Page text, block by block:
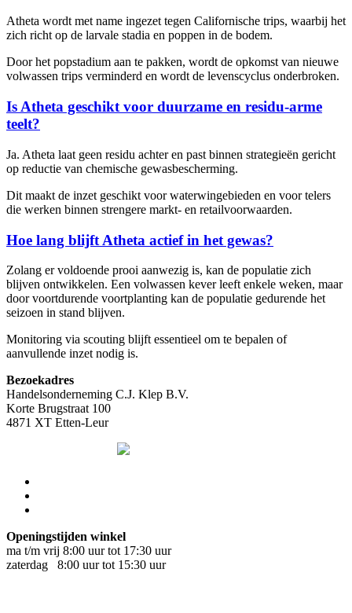
Atheta wordt met name ingezet tegen Californische trips, waarbij het
zich richt op de larvale stadia en poppen in de bodem.
Door het popstadium aan te pakken, wordt de opkomst van nieuwe
volwassen trips verminderd en wordt de levenscyclus onderbroken.
Is Atheta geschikt voor duurzame en residu-arme
teelt?
Ja. Atheta laat geen residu achter en past binnen strategieën gericht
op reductie van chemische gewasbescherming.
Dit maakt de inzet geschikt voor waterwingebieden en voor telers
die werken binnen strengere markt- en retailvoorwaarden.
Hoe lang blijft Atheta actief in het gewas?
Zolang er voldoende prooi aanwezig is, kan de populatie zich
blijven ontwikkelen. Een volwassen kever leeft enkele weken, maar
door voortdurende voortplanting kan de populatie gedurende het
seizoen in stand blijven.
Monitoring via scouting blijft essentieel om te bepalen of
aanvullende inzet nodig is.
Bezoekadres
Handelsonderneming C.J. Klep B.V.
Korte Brugstraat 100
4871 XT Etten-Leur
Openingstijden winkel
ma t/m vrij 8:00 uur tot 17:30 uur
zaterdag 8:00 uur tot 15:30 uur